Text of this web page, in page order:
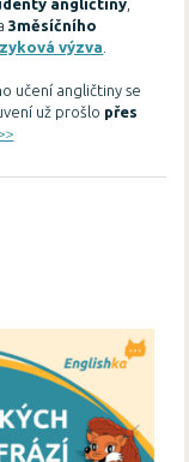
angličtiny
3měsíčního
výzva
učení angličtiny se
už prošlo přes